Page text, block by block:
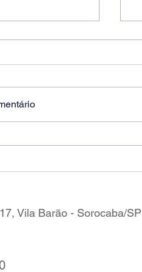
Vila Barão - Sorocaba/SP